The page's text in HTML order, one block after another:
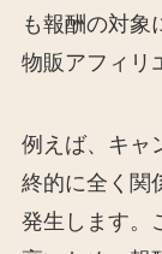
も報酬の対象
物販アフィリ
例えば、キャ
終的に全く関
発生します。